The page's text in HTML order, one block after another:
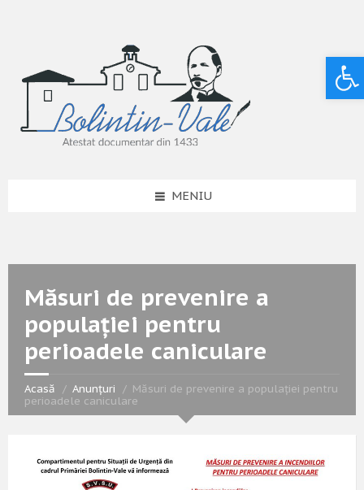
MENIU
Măsuri de prevenire a
populației pentru
perioadele caniculare
Acasă Anunțuri
Măsuri de prevenire a populației pentru
perioadele caniculare
Deschide bara de unelte